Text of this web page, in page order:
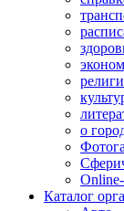
о
Каталог